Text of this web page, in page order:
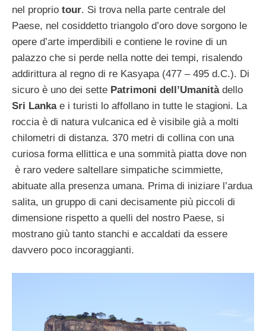
nel proprio tour. Si trova nella parte centrale del
Paese, nel cosiddetto triangolo d’oro dove sorgono le
opere d’arte imperdibili e contiene le rovine di un
palazzo che si perde nella notte dei tempi, risalendo
addirittura al regno di re Kasyapa (477 – 495 d.C.). Di
sicuro è uno dei sette Patrimoni dell’Umanitàdello
Sri Lankae i turisti lo affollano in tutte le stagioni. La
roccia è di natura vulcanica ed è visibile già a molti
chilometri di distanza. 370 metri di collina con una
curiosa forma ellittica e una sommità piatta dove non
è raro vedere saltellare simpatiche scimmiette,
abituate alla presenza umana. Prima di iniziare l’ardua
salita, un gruppo di cani decisamente più piccoli di
dimensione rispetto a quelli del nostro Paese, si
mostrano giù tanto stanchi e accaldati da essere
davvero poco incoraggianti.